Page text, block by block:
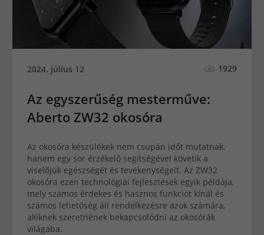
2024. július 12 1929
Az egyszerűség mesterműve:
Aberto ZW32 okosóra
Az okosóra készülékek nem csupán időt mutatnak,
hanem egy sor érzékelő segítségével követik a
viselőjük egészségét és tevékenységeit. Az ZW32
okosóra ezen technológiai fejlesztések egyik példája,
mely számos érdekes és hasznos funkciót kínál és
számos lehetőség áll rendelkezésre azok számára,
akiknek szeretnének bekapcsolódni az okosórák
világába.